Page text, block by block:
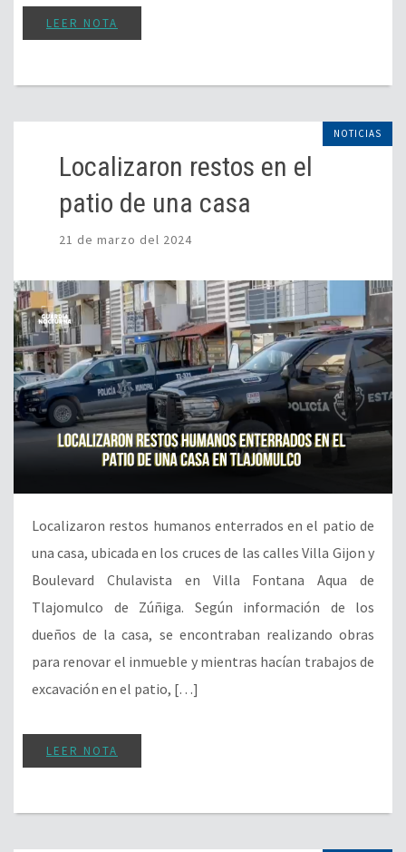
LEER NOTA
NOTICIAS
Localizaron restos en el
patio de una casa
21 de marzo del 2024
Localizaron restos humanos enterrados en el patio de
una casa, ubicada en los cruces de las calles Villa Gijon y
Boulevard Chulavista en Villa Fontana Aqua de
Tlajomulco de Zúñiga. Según información de los
dueños de la casa, se encontraban realizando obras
para renovar el inmueble y mientras hacían trabajos de
excavación en el patio, […]
LEER NOTA